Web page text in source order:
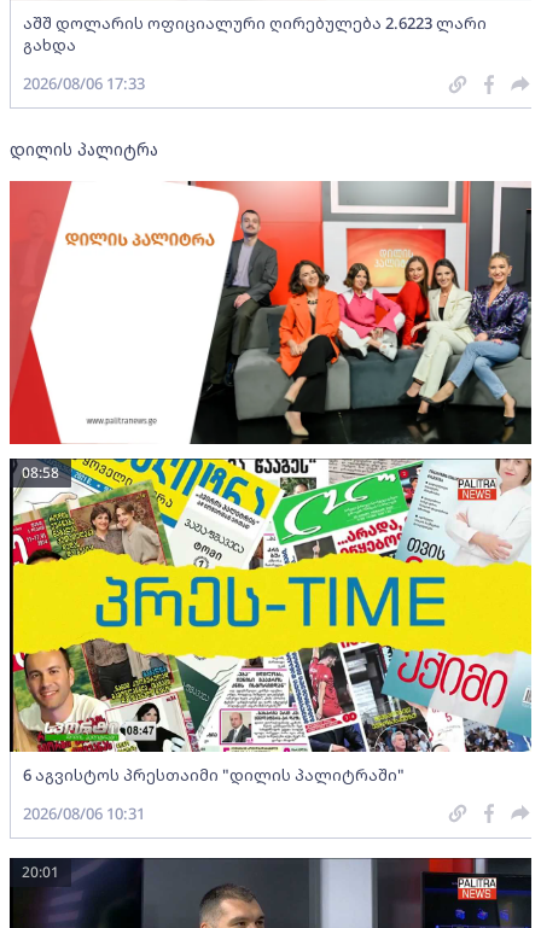
აშშ დოლარის ოფიციალური ღირებულება 2.6223 ლარი
გახდა
2026/08/06 17:33
დილის პალიტრა
6 აგვისტოს პრესთაიმი "დილის პალიტრაში"
08:58
2026/08/06 10:31
20:01